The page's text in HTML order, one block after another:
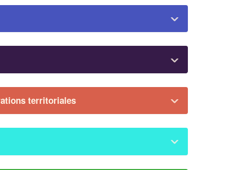
territoriales